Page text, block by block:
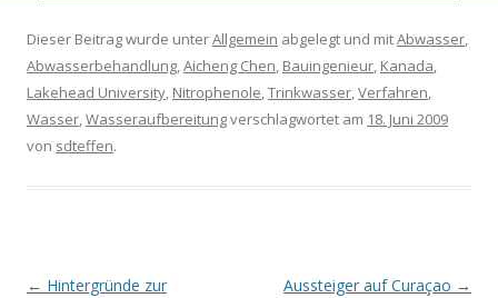
Dieser Beitrag wurde unterAllgemein abgelegt und mitAbwasser,
Abwasserbehandlung,Aicheng Chen, Bauingenieur, Kanada,
Lakehead University, Nitrophenole,Trinkwasser,Verfahren,
Wasser,Wasseraufbereitungverschlagwortet am 18. Juni 2009
von sdteffen.
Artikel-Navigation
← Hintergründe zur
Aussteiger auf Curaçao →